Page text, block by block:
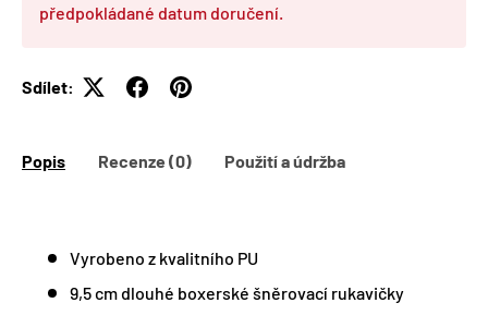
předpokládané datum doručení.
Sdílet:
Popis Recenze (0) Použití a údržba
Vyrobeno z kvalitního PU
9,5 cm dlouhé boxerské šněrovací rukavičky